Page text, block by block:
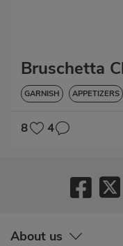
Bruschetta
GARNISH APPETIZERS
8 4
About us